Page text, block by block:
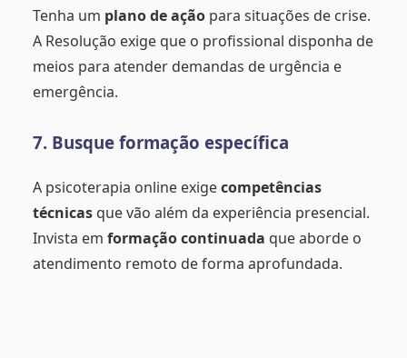
Tenha um plano de ação para situações de crise.
A Resolução exige que o profissional disponha de
meios para atender demandas de urgência e
emergência.
7. Busque formação específica
A psicoterapia online exigecompetências
técnicas que vão além da experiência presencial.
Invista em formação continuada que aborde o
atendimento remoto de forma aprofundada.